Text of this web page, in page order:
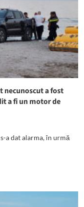
necunoscut a fost
a fi un motor de
a dat alarma, în urmă